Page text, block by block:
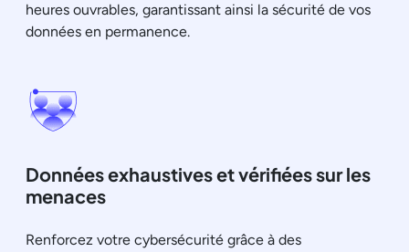
heures ouvrables, garantissant ainsi la sécurité de vos
données en permanence.
Données exhaustives et vérifiées sur les
menaces
Renforcez votre cybersécurité grâce à des